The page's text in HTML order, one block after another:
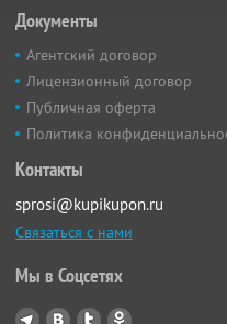
Документы
Агентский договор
Лицензионный договор
Публичная оферта
Политика
Контакты
sprosi@kupikupon.ru
Связаться с нами
Мы в Соцсетях